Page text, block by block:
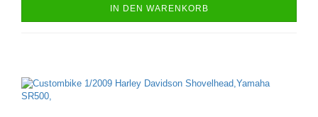
IN DEN WARENKORB